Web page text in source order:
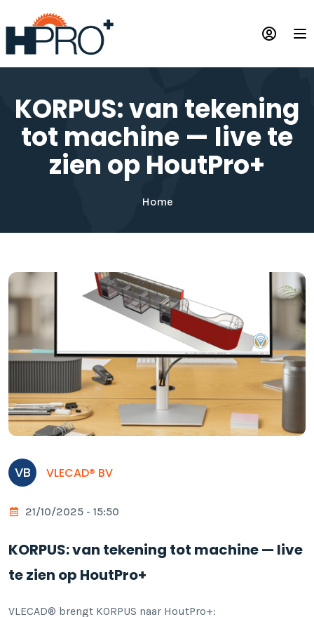
en
naar
de
KORPUS: van tekening
tot machine — live te
zien op HoutPro+
Home
VB VLECAD® BV
21/10/2025 - 15:50
KORPUS: van tekening tot machine — live
te zien op HoutPro+
VLECAD® brengt KORPUS naar HoutPro+: